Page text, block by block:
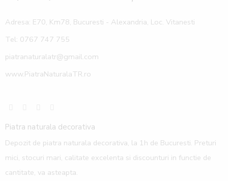
Adresa: E70, Km78, Bucuresti - Alexandria, Loc. Vitanesti
Tel: 0767 747 755
piatranaturalatr@gmail.com
www.PiatraNaturalaTR.ro
Piatra naturala decorativa
Depozit de piatra naturala decorativa, la 1h de Bucuresti. Preturi
mici, stocuri mari, calitate excelenta si discounturi in functie de
cantitate, va asteapta.